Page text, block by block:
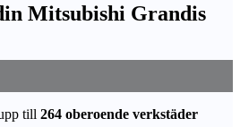
Mitsubishi Grandis
till 264 oberoende verkstäder